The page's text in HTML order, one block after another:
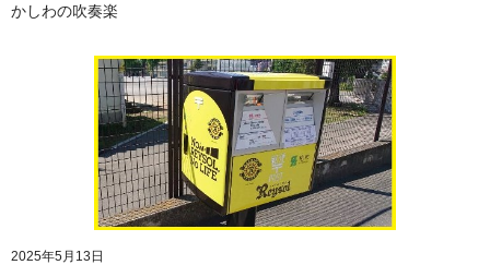
かしわの吹奏楽
2025年5月13日